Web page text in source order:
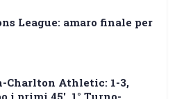
League: amaro finale per
Charlton Athletic: 1-3,